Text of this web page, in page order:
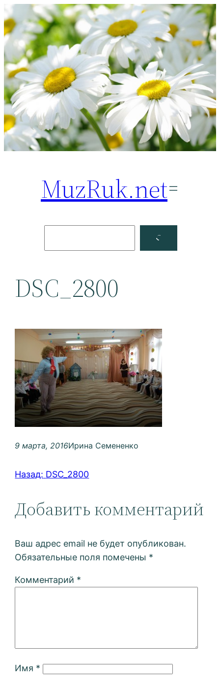
Перейти
к
содержимому
MuzRuk.net
Facebook
DSC_2800
9 марта, 2016Ирина Семененко
Назад: DSC_2800
Добавить комментарий
Ваш адрес email не будет опубликован.
Обязательные поля помечены *
Комментарий *
Имя *